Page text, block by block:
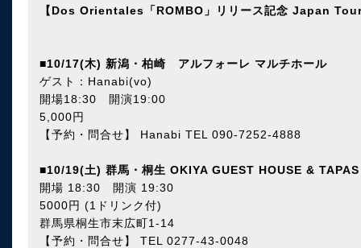
【Dos Orientales「ROMBO」リリース記念 Japan
■10/17(木) 新潟・柏崎 アルフォーレ マルチホール
ゲスト：Hanabi(vo)
開場18:30 開演19:00
5,000円
【予約・問合せ】 Hanabi TEL 090-7252-4888
■10/19(土) 群馬・桐生 OKIYA GUEST HOUSE &
開場 18:30 開演 19:30
5000円 (1ドリンク付)
群馬県桐生市末広町1-14
【予約・問合せ】 TEL 0277-43-0048